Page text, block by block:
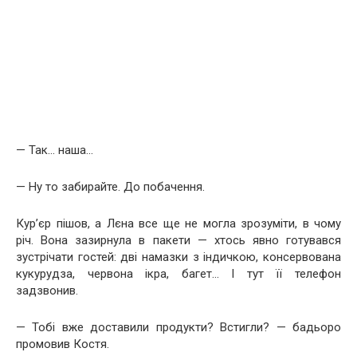
— Так… наша…
— Ну то забирайте. До побачення.
Кур’єр пішов, а Лєна все ще не могла зрозуміти, в чому
річ. Вона зазирнула в пакети — хтось явно готувався
зустрічати гостей: дві намазки з індичкою, консервована
кукурудза, червона ікра, багет… І тут її телефон
задзвонив.
— Тобі вже доставили продукти? Встигли? — бадьоро
промовив Костя.